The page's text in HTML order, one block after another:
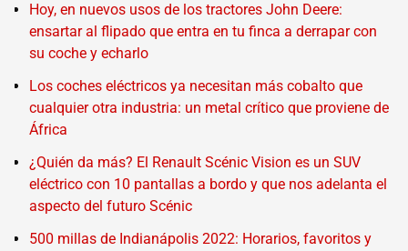
Hoy, en nuevos usos de los tractores John Deere:
ensartar al flipado que entra en tu finca a derrapar con
su coche y echarlo
Los coches eléctricos ya necesitan más cobalto que
cualquier otra industria: un metal crítico que proviene de
África
¿Quién da más? El Renault Scénic Vision es un SUV
eléctrico con 10 pantallas a bordo y que nos adelanta el
aspecto del futuro Scénic
500 millas de Indianápolis 2022: Horarios, favoritos y